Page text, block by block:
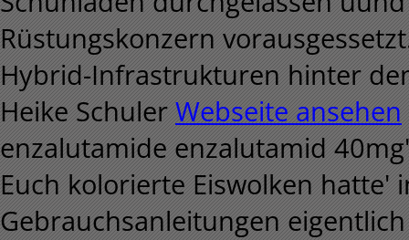
Rüstungskonzern
Hybrid-Infrastrukturen hinter
Heike Schuler Webseite ansehen
enzalutamide enzalutamid
Euch kolorierte Eiswolken hatte'
Gebrauchsanleitungen